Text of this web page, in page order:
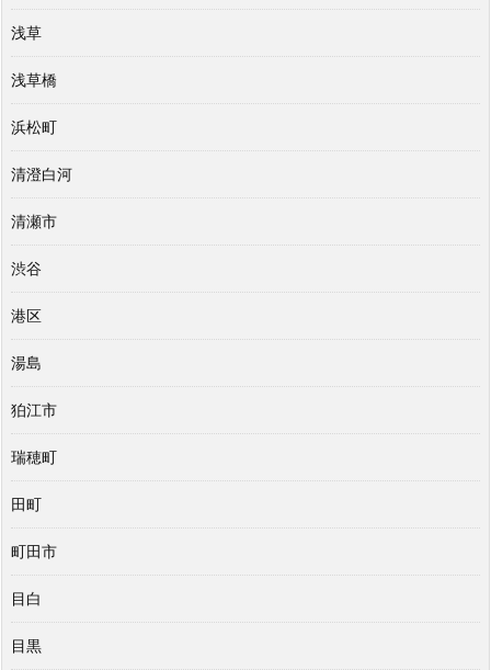
浅草
浅草橋
浜松町
清澄白河
清瀬市
渋谷
港区
湯島
狛江市
瑞穂町
田町
町田市
目白
目黒